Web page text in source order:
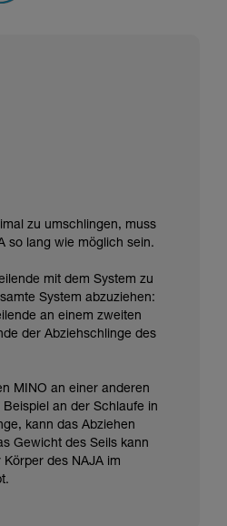
zu umschlingen, muss
so lang wie möglich sein.
mit dem System zu
System abzuziehen:
an einem zweiten
der Abziehschlinge des
MINO an einer anderen
an der Schlaufe in
kann das Abziehen
Gewicht des Seils kann
des NAJA im